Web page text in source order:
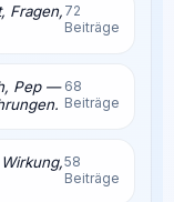
Fragen, 72
Beiträge
Pep — 68
Beiträge
58
Beiträge